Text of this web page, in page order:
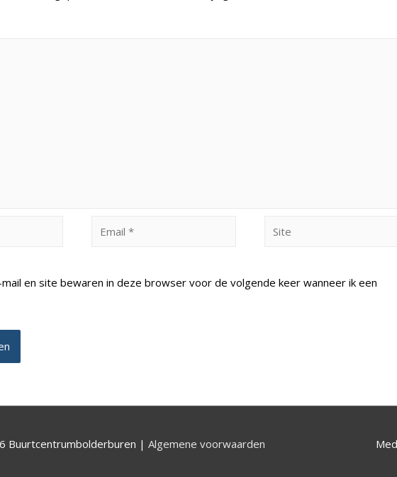
mail en site bewaren in deze browser voor de volgende keer wanneer ik een
Buurtcentrumbolderburen | Algemene voorwaarden